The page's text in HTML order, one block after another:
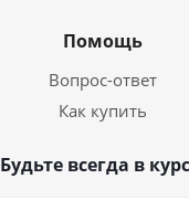
Помощь
Вопрос-ответ
Как купить
Будьте всегда в